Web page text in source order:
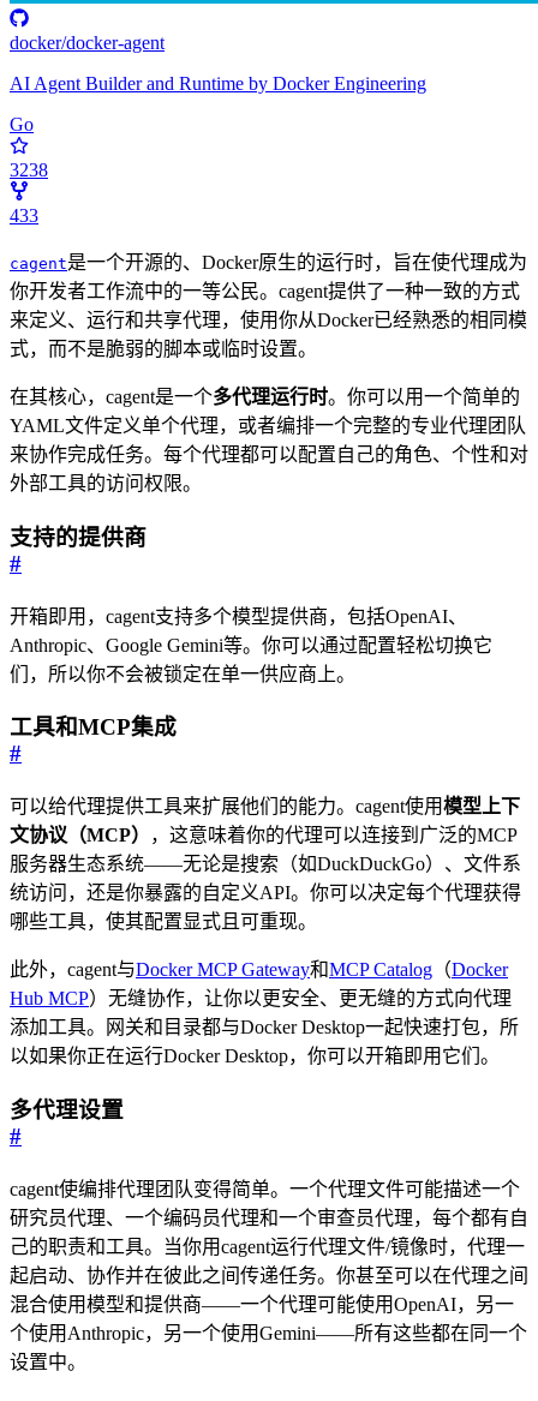
docker/docker-agent
AI Agent Builder and Runtime by Docker Engineering
Go
3238
433
cagent是一个开源的、Docker原生的运行时，旨在使代理成为
你开发者工作流中的一等公民。cagent提供了一种一致的方式
来定义、运行和共享代理，使用你从Docker已经熟悉的相同模
式，而不是脆弱的脚本或临时设置。
在其核心，cagent是一个多代理运行时。你可以用一个简单的
YAML文件定义单个代理，或者编排一个完整的专业代理团队
来协作完成任务。每个代理都可以配置自己的角色、个性和对
外部工具的访问权限。
支持的提供商
#
开箱即用，cagent支持多个模型提供商，包括OpenAI、
Anthropic、Google Gemini等。你可以通过配置轻松切换它
们，所以你不会被锁定在单一供应商上。
工具和MCP集成
#
可以给代理提供工具来扩展他们的能力。cagent使用模型上下
文协议（MCP）
，这意味着你的代理可以连接到广泛的MCP
服务器生态系统——无论是搜索（如DuckDuckGo）、文件系
统访问，还是你暴露的自定义API。你可以决定每个代理获得
哪些工具，使其配置显式且可重现。
此外，cagent与Docker MCP Gateway和MCP Catalog （Docker
Hub MCP）无缝协作，让你以更安全、更无缝的方式向代理
添加工具。网关和目录都与Docker Desktop一起快速打包，所
以如果你正在运行Docker Desktop，你可以开箱即用它们。
多代理设置
#
cagent使编排代理团队变得简单。一个代理文件可能描述一个
研究员代理、一个编码员代理和一个审查员代理，每个都有自
己的职责和工具。当你用cagent运行代理文件/镜像时，代理一
起启动、协作并在彼此之间传递任务。你甚至可以在代理之间
混合使用模型和提供商——一个代理可能使用OpenAI，另一
个使用Anthropic，另一个使用Gemini——所有这些都在同一个
设置中。